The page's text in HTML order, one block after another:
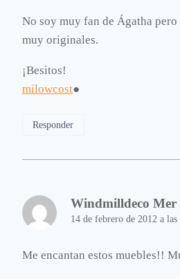
No soy muy fan de Ágatha pero
muy originales.
¡Besitos!
milowcost●
Responder
Windmilldeco Mer
14 de febrero de 2012 a las
Me encantan estos muebles!!